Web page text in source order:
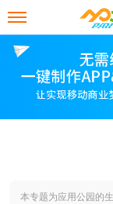
本专题为应用公园的